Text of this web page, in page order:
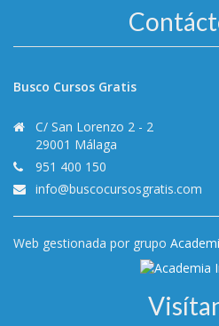
Busco Cursos Gratis
C/ San Lorenzo 2 - 2
29001 Málaga
951 400 150
info@buscocursosgratis.com
Web gestionada por grupo